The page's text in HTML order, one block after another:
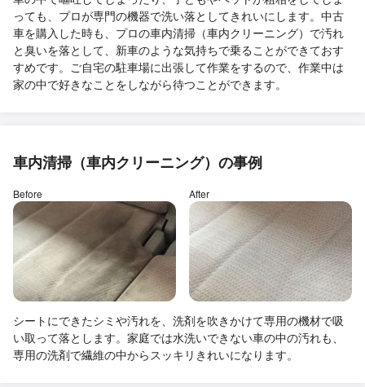
っても、プロが専門の機器で洗い落としてきれいにします。中古
車を購入した時も、プロの車内清掃（車内クリーニング）で汚れ
と臭いを落として、新車のような気持ちで乗ることができておす
すめです。ご自宅の駐車場に出張して作業をするので、作業中は
家の中で好きなことをしながら待つことができます。
車内清掃（車内クリーニング）の事例
Before After
シートにできたシミや汚れを、洗剤を吹きかけて専用の機材で吸
い取って落とします。家庭では水洗いできない車の中の汚れも、
専用の洗剤で繊維の中からスッキリきれいになります。